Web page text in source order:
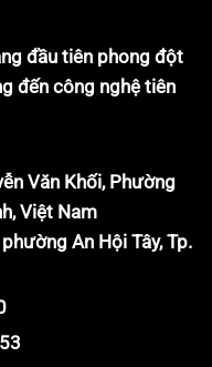
đầu tiên phong đột
đến công nghệ tiên
Văn Khối, Phường
Việt Nam
An Hội Tây, Tp.